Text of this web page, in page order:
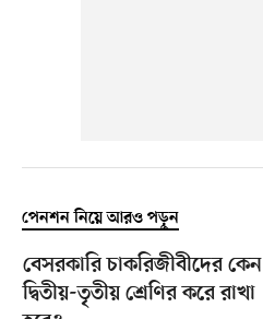
পেনশন নিয়ে আরও পড়ুন
বেসরকারি চাকরিজীবীদের কেন
দ্বিতীয়-তৃতীয় শ্রেণির করে রাখা